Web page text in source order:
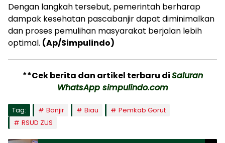
Dengan langkah tersebut, pemerintah berharap
dampak kesehatan pascabanjir dapat diminimalkan
dan proses pemulihan masyarakat berjalan lebih
optimal. (Ap/Simpulindo)
**Cek berita dan artikel terbaru diSaluran
WhatsApp simpulindo.com
Tag: Banjir Biau
Pemkab Gorut
RSUD ZUS